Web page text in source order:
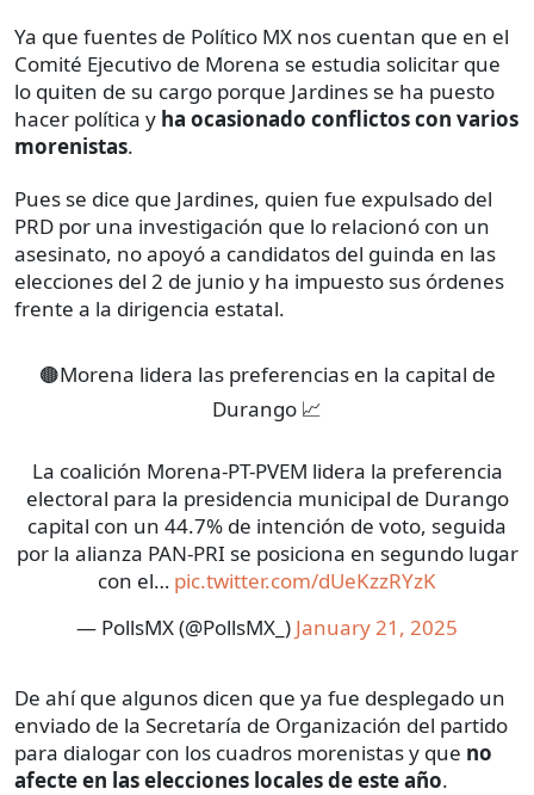
Ya que fuentes de Político MX nos cuentan que en el
Comité Ejecutivo de Morena se estudia solicitar que
lo quiten de su cargo porque Jardines se ha puesto
hacer política y ha ocasionado conflictos con varios
morenistas.
Pues se dice que Jardines, quien fue expulsado del
PRD por una investigación que lo relacionó con un
asesinato, no apoyó a candidatos del guinda en las
elecciones del 2 de junio y ha impuesto sus órdenes
frente a la dirigencia estatal.
🟤Morena lidera las preferencias en la capital de
Durango 📈
La coalición Morena-PT-PVEM lidera la preferencia
electoral para la presidencia municipal de Durango
capital con un 44.7% de intención de voto, seguida
por la alianza PAN-PRI se posiciona en segundo lugar
con el… pic.twitter.com/dUeKzzRYzK
— PollsMX (@PollsMX_) January 21, 2025
De ahí que algunos dicen que ya fue desplegado un
enviado de la Secretaría de Organización del partido
para dialogar con los cuadros morenistas y que no
afecte en las elecciones locales de este año.